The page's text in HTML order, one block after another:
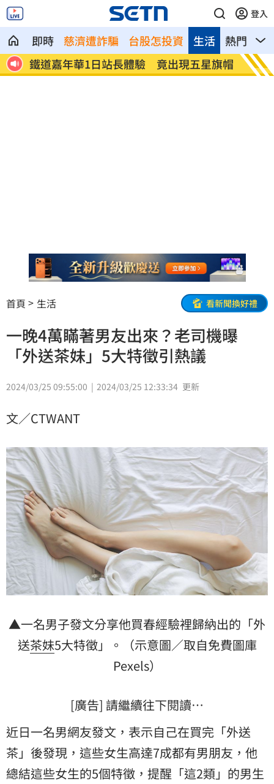
登入
即時 慈濟遭詐騙 台股怎投資 熱門 影
生活
鐵道嘉年華1日站長體驗 竟出現五星旗帽
炎亞
曝
首頁 生活 看新聞換好禮
一晚4萬瞞著男友出來？老司機曝
「外送茶妹」5大特徵引熱議
2024/03/25 09:55:00 2024/03/25 12:33:34 更新
文／CTWANT
▲一名男子發文分享他買春經驗裡歸納出的「外
送茶妹5大特徵」。（示意圖／取自免費圖庫
Pexels）
[廣告] 請繼續往下閱讀…
近日一名男網友發文，表示自己在買完「外送
茶 」後發現，這些女生高達7成都有男朋友，他
總結這些女生的5個特徵，提醒「這2類」的男生